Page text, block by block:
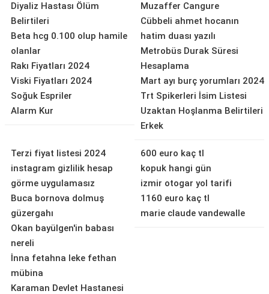
Diyaliz Hastası Ölüm
Belirtileri
Beta hcg 0.100 olup hamile
olanlar
Rakı Fiyatları 2024
Viski Fiyatları 2024
Soğuk Espriler
Alarm Kur
Muzaffer Cangure
Cübbeli ahmet hocanın
hatim duası yazılı
Metrobüs Durak Süresi
Hesaplama
Mart ayı burç yorumları 2024
Trt Spikerleri İsim Listesi
Uzaktan Hoşlanma Belirtileri
Erkek
Terzi fiyat listesi 2024
instagram gizlilik hesap
görme uygulamasız
Buca bornova dolmuş
güzergahı
Okan bayülgen'in babası
nereli
İnna fetahna leke fethan
mübina
Karaman Devlet Hastanesi
600 euro kaç tl
kopuk hangi gün
izmir otogar yol tarifi
1160 euro kaç tl
marie claude vandewalle